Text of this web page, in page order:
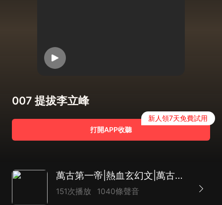
007 提拔李立峰
打開APP收聽
新人領7天免費試用
萬古第一帝|熱血玄幻文|萬古至尊同款|多人超人氣
151次播放 1040條聲音